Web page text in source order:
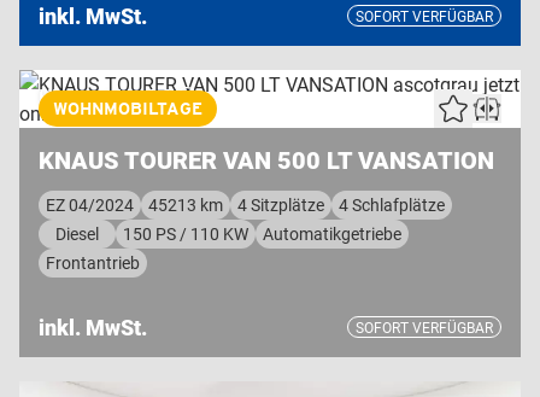
inkl. MwSt. SOFORT VERFÜGBAR
Highend Modell
WOHNMOBILTAGE
KNAUS TOURER VAN 500 LT VANSATION
EZ 04/2024 45213 km 4 Sitzplätze
4 Schlafplätze
Diesel
150 PS / 110 KW
Automatikgetriebe
Frontantrieb
inkl. MwSt. SOFORT VERFÜGBAR